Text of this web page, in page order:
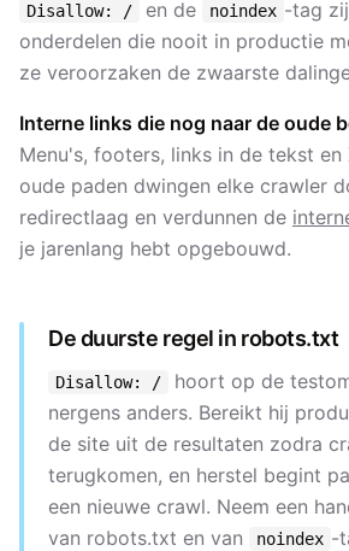
Disallow: / en de noindex -tag
onderdelen die nooit in productie
ze veroorzaken de zwaarste
Interne links die nog naar de oude
Menu's, footers, links in de tekst en
oude paden dwingen elke crawler
redirectlaag en verdunnen de
je jarenlang hebt opgebouwd.
De duurste regel in robots.txt
Disallow: /
hoort op de
nergens anders. Bereikt hij
de site uit de resultaten zodra
terugkomen, en herstel begint
een nieuwe crawl. Neem een
van robots.txt en van
noindex -